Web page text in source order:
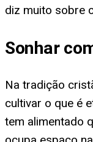
diz muito sobre
Sonhar
Na tradição
cultivar o que é
tem alimentado